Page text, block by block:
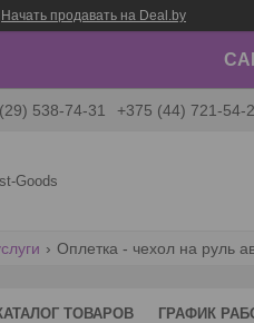
Начать продавать на Deal.by
538-74-31 +375 (44) 721-54-
Goods
Оплетка - чехол на руль
ТОВАРОВ ГРАФИК